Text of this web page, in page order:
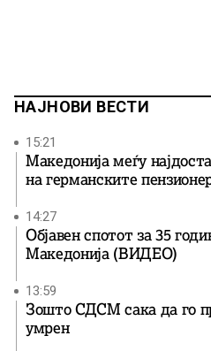
НАЈНОВИ ВЕСТИ
15:21
Македонија меѓу
на германските
14:27
Објавен спотот за 35
Македонија (ВИДЕО)
13:59
Зошто СДСМ сака да го
умрен